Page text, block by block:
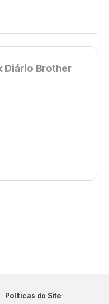
Diário Brother
Políticas do Site